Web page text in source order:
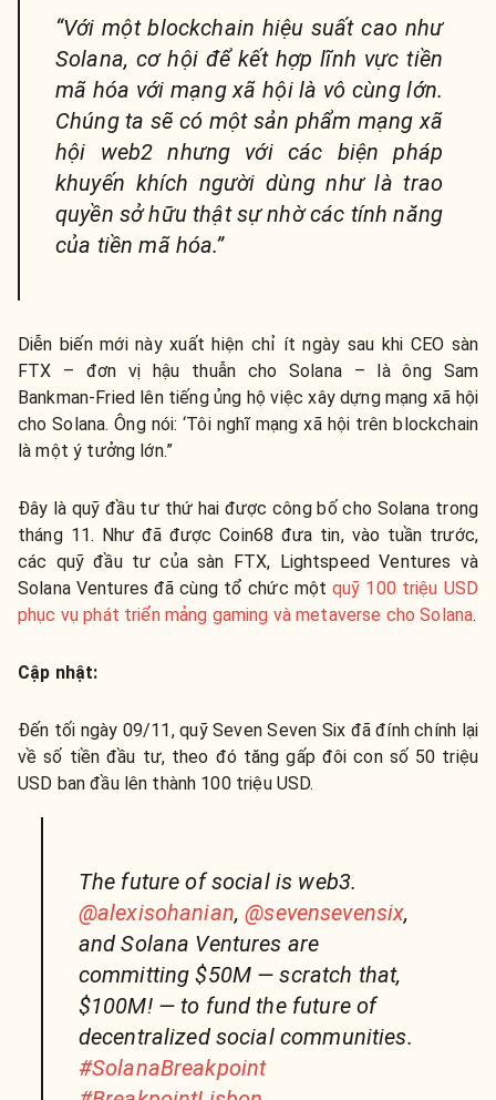
“Với một blockchain hiệu suất cao như
Solana, cơ hội để kết hợp lĩnh vực tiền
mã hóa với mạng xã hội là vô cùng lớn.
Chúng ta sẽ có một sản phẩm mạng xã
hội web2 nhưng với các biện pháp
khuyến khích người dùng như là trao
quyền sở hữu thật sự nhờ các tính năng
của tiền mã hóa.”
Diễn biến mới này xuất hiện chỉ ít ngày sau khi CEO sàn
FTX – đơn vị hậu thuẫn cho Solana – là ông Sam
Bankman-Fried lên tiếng ủng hộ việc xây dựng mạng xã hội
cho Solana. Ông nói: ‘Tôi nghĩ mạng xã hội trên blockchain
là một ý tưởng lớn.”
Đây là quỹ đầu tư thứ hai được công bố cho Solana trong
tháng 11. Như đã được Coin68 đưa tin, vào tuần trước,
các quỹ đầu tư của sàn FTX, Lightspeed Ventures và
Solana Ventures đã cùng tổ chức mộtquỹ 100 triệu USD
phục vụ phát triển mảng gaming và metaverse cho Solana.
Cập nhật:
Đến tối ngày 09/11, quỹ Seven Seven Six đã đính chính lại
về số tiền đầu tư, theo đó tăng gấp đôi con số 50 triệu
USD ban đầu lên thành 100 triệu USD.
The future of social is web3.
@alexisohanian,@sevensevensix,
and Solana Ventures are
committing $50M — scratch that,
$100M! — to fund the future of
decentralized social communities.
#SolanaBreakpoint